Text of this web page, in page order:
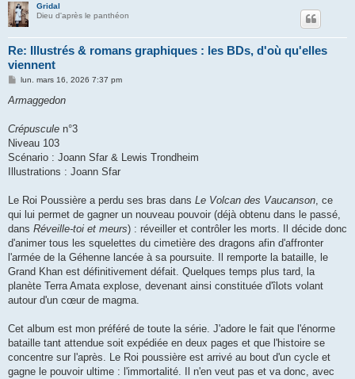
Gridal
Dieu d'après le panthéon
Re: Illustrés & romans graphiques : les BDs, d'où qu'elles
viennent
M
s
g
lun. mars 16, 2026 7:37 pm
Armaggedon
Crépuscule n°3
Niveau 103
Scénario : Joann Sfar & Lewis Trondheim
Illustrations : Joann Sfar
Le Roi Poussière a perdu ses bras dans Le Volcan des Vaucanson, ce
qui lui permet de gagner un nouveau pouvoir (déjà obtenu dans le passé,
dans Réveille-toi et meurs) : réveiller et contrôler les morts. Il décide donc
d'animer tous les squelettes du cimetière des dragons afin d'affronter
l'armée de la Géhenne lancée à sa poursuite. Il remporte la bataille, le
Grand Khan est définitivement défait. Quelques temps plus tard, la
planète Terra Amata explose, devenant ainsi constituée d'îlots volant
autour d'un cœur de magma.
Cet album est mon préféré de toute la série. J'adore le fait que l'énorme
bataille tant attendue soit expédiée en deux pages et que l'histoire se
concentre sur l'après. Le Roi poussière est arrivé au bout d'un cycle et
gagne le pouvoir ultime : l'immortalité. Il n'en veut pas et va donc, avec